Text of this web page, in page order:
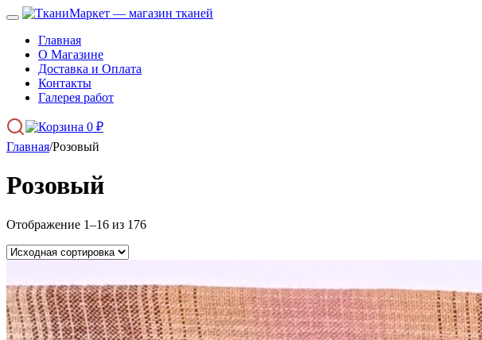
Главная
О Магазине
Доставка и Оплата
Контакты
Галерея работ
0 ₽
Главная/Розовый
Розовый
Отображение 1–16 из 176